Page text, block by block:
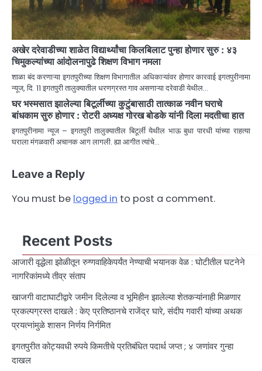
अखेर दरेवाडीच्या शाळेत विद्यार्थ्यांचा किलबिलाट पुन्हा होणार सुरु : ४३
चिमुकल्यांच्या आंदोलनापुढे शिक्षण विभाग नमला
शाळा बंद करणाऱ्या इगतपुरीच्या शिक्षण विभागातील अधिकाऱ्यांवर होणार कारवाई इगतपुरीनामा
न्यूज, दि. 11 इगतपुरी तालुक्यातील धरणग्रस्त गाव असणाऱ्या दरेवाडी येथील…
घर भस्मसात झालेल्या बिटूर्लीच्या कुटुंबासाठी तात्काळ नवीन घराचे
बांधकाम सुरु होणार : रोटरी अध्यक्ष गोरख बोडके यांनी दिला मदतीचा हात
इगतपुरीनामा न्यूज – इगतपुरी तालुक्यातील बिटूर्ली येथील भाऊ बुधा पारधी यांच्या राहत्या
घराला मंगळवारी अचानक आग लागली. ह्या आगीत त्यांचे…
Leave a Reply
You must be logged in to post a comment.
Recent Posts
आजारी वृद्धेला झोळीतून रुग्णवाहिकेपर्यंत नेण्याची भयानक वेळ : घोटीतील घटनेने
नागरिकांमध्ये तीव्र संताप
खाजगी वाटाघाटीद्वारे जमीन दिलेल्या व भूमिहीन झालेल्या शेतकऱ्यांनाही मिळणार
प्रकल्पग्रस्त दाखले : केए प्रतिष्ठानचे राजेंद्र घारे, संदीप गवारी यांच्या अथक
प्रयत्नांमुळे शासन निर्णय निर्गमित
इगतपुरीत कोट्यवधी रुपये किमतीचे प्रतिबंधित पदार्थ जप्त ; ४ जणांवर गुन्हा
दाखल